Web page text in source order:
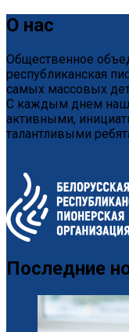
О нас
Общественное
республиканская
самых массовых
С каждым днем наша
активными,
талантливыми
Последние